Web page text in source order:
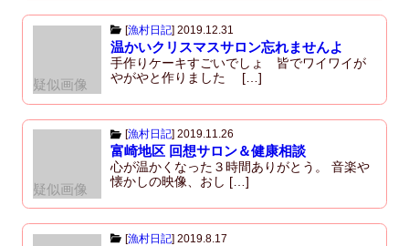
疑似画像
[漁村日記] 2019.12.31
温かいクリスマスサロン忘れませんよ
手作りケーキすごいでしょ 皆でワイワイが
やがやと作りました […]
疑似画像
[漁村日記] 2019.11.26
富崎地区 回想サロン＆健康相談
心が温かくなった３時間ありがとう。 音楽や
懐かしの映像、おし […]
[漁村日記] 2019.8.17